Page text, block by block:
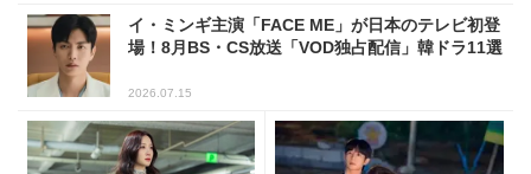
イ・ミンギ主演「FACE ME」が日本のテレビ初登
場！8月BS・CS放送「VOD独占配信」韓ドラ11選
2026.07.15